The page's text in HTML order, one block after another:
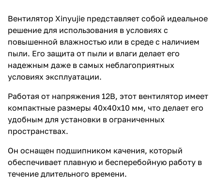
Вентилятор Xinyujie представляет собой идеальное
решение для использования в условиях с
повышенной влажностью или в среде с наличием
пыли. Его защита от пыли и влаги делает его
надежным даже в самых неблагоприятных
условиях эксплуатации.
Работая от напряжения 12В, этот вентилятор имеет
компактные размеры 40х40х10 мм, что делает его
удобным для установки в ограниченных
пространствах.
Он оснащен подшипником качения, который
обеспечивает плавную и бесперебойную работу в
течение длительного времени.